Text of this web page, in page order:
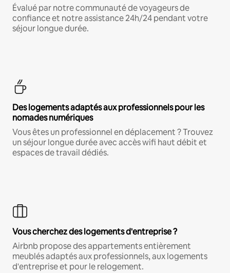
Évalué par notre communauté de voyageurs de
confiance et notre assistance 24h/24 pendant votre
séjour longue durée.
Des logements adaptés aux professionnels pour les
nomades numériques
Vous êtes un professionnel en déplacement ? Trouvez
un séjour longue durée avec accès wifi haut débit et
espaces de travail dédiés.
Vous cherchez des logements d'entreprise ?
Airbnb propose des appartements entièrement
meublés adaptés aux professionnels, aux logements
d'entreprise et pour le relogement.